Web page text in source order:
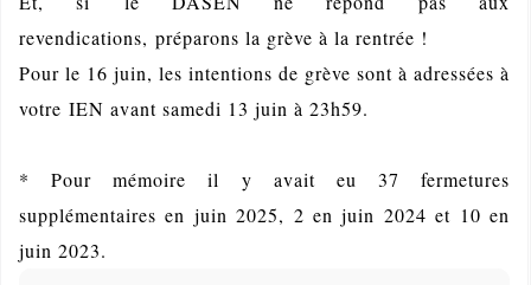
revendications, préparons la grève à la rentrée !
Pour le 16 juin, les intentions de grève sont à adressées à
votre IEN avant samedi 13 juin à 23h59.
* Pour mémoire il y avait eu 37 fermetures
supplémentaires en juin 2025, 2 en juin 2024 et 10 en
juin 2023.